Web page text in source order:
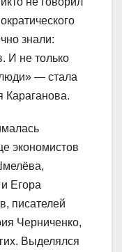
знали:
И не только
— стала
Караганова.
экономистов
Егора
писателей
Черниченко,
Выделялся